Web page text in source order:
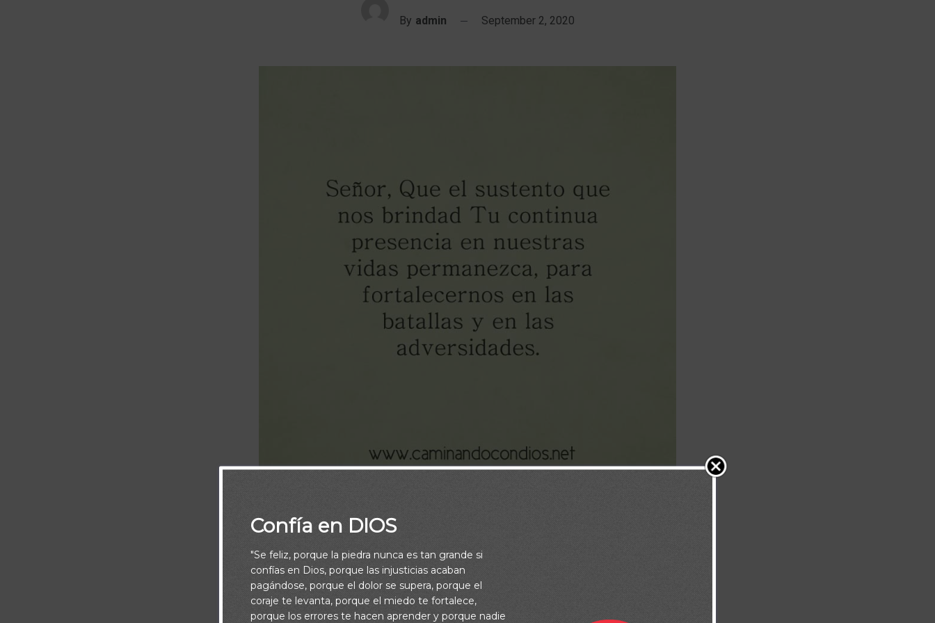
By admin September 2, 2020
Salva a tu pueblo, y bendice a tu heredad;Y pastoréales y susténtales para siempre. (Salmos
28:9)
Confía en DIOS
"Se feliz, porque la piedra nunca es tan grande si
confías en Dios, porque las injusticias acaban
pagándose, porque el dolor se supera, porque el
coraje te levanta, porque el miedo te fortalece,
porque los errores te hacen aprender y porque nadie